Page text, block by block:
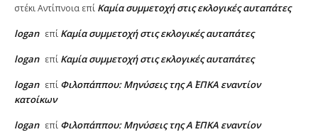
στέκι Αντίπνοια επί Καμία συμμετοχή στις εκλογικές αυταπάτες
logan επί Καμία συμμετοχή στις εκλογικές αυταπάτες
logan επί Καμία συμμετοχή στις εκλογικές αυταπάτες
logan επί Φιλοπάππου: Μηνύσεις της Α΄ ΕΠΚΑ εναντίον
κατοίκων
logan επί Φιλοπάππου: Μηνύσεις της Α΄ ΕΠΚΑ εναντίον